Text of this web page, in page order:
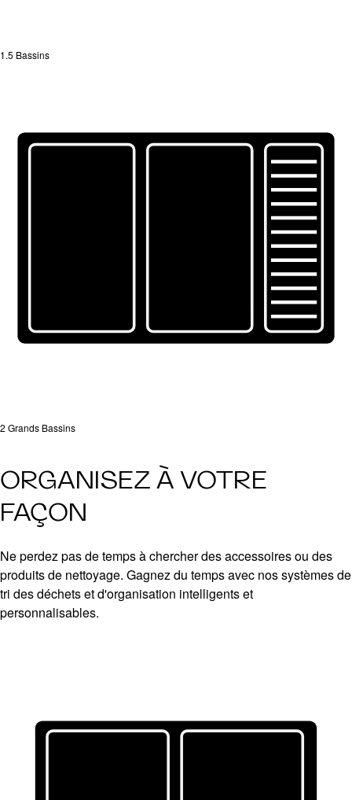
1.5 Bassins
2 Grands Bassins
ORGANISEZ À VOTRE
FAÇON
Ne perdez pas de temps à chercher des accessoires ou des
produits de nettoyage. Gagnez du temps avec nos systèmes de
tri des déchets et d'organisation intelligents et
personnalisables.